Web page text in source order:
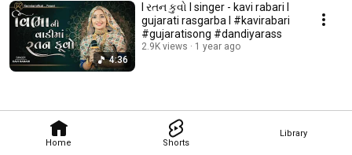
Home Shorts
Library
4:36
l રતન કુવો l singer - kavi rabari l
gujarati rasgarba l #kavirabari
#gujaratisong #dandiyarass
2.9K views 1 year ago